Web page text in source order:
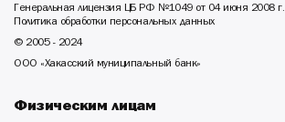
Физическим лицам
Генеральная лицензия ЦБ РФ №1049 от 04 июня 2008 г.
Политика обработки персональных данных
© 2005 - 2024
ООО «Хакасский муниципальный банк»